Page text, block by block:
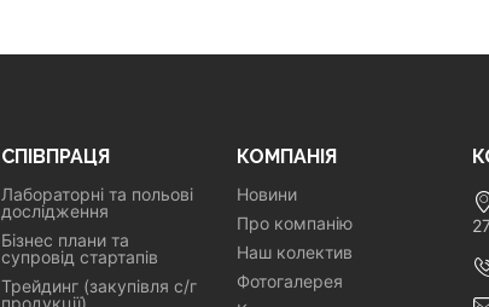
СПІВПРАЦЯ
Лабораторні та польові
дослідження
Бізнес плани та
супровід стартапів
Трейдинг (закупівля с/г
продукції)
КОМПАНІЯ
Новини
Про компанію
Наш колектив
Фотогалерея